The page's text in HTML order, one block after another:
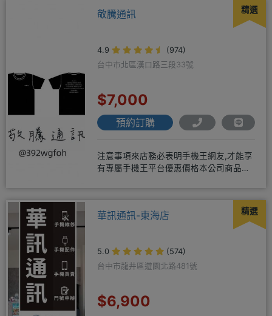
精選
敬騰通訊
4.9
(974)
台中市北區漢口路三段33號
$7,000
預約訂購
注意事項來店務必表明手機王網友,才能享
有專屬手機王平台優惠價格本公司商品均
精選
華訊通訊-東海店
5.0
(574)
台中市龍井區遊園北路481號
$6,900